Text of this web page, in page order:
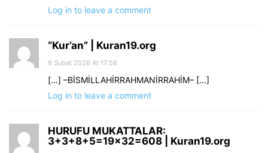
Log in to leave a comment
“Kur’an” | Kuran19.org
8 Şubat 2026 At 17:58
[…] –BİSMİLLAHİRRAHMANİRRAHİM– […]
Log in to leave a comment
HURUFU MUKATTALAR:
3+3+8+5=19×32=608 | Kuran19.org